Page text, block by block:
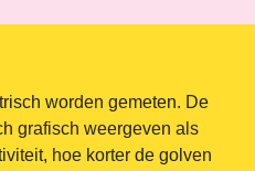
worden gemeten. De
grafisch weergeven als
hoe korter de golven